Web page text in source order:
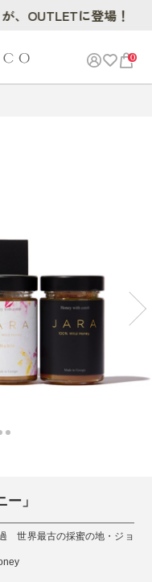
0
」
世界最古の採蜜の地・ジョ
に登場！